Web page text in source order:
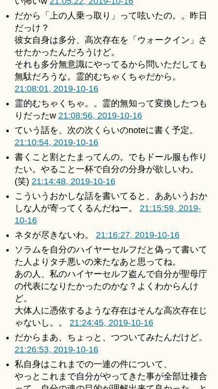
だから「上の人乗っ取り」って呟いたの。。昨日
だっけ？
彼女自身は多分、高次存在を「ウォークイン」さ
せたかったんだろうけど。
それも多分無意識にやってるから問いただしても
無駄だろうな。霊的むちゃくちゃだから。
21:08:01, 2019-10-16
霊的むちゃくちゃ。。霊的無知って変換したつも
りだったw 21:08:56, 2019-10-16
ていう話を、次の次くらいのnoteに書く予定。
21:10:54, 2019-10-16
書くこと割とたまってんの。でもドール服も作り
たい。やること一杯で自分の分身が欲しいわ。
(笑) 21:14:48, 2019-10-16
こういうおかしな話を書いてると、ああいうおか
しな人が寄ってくるんだねー。 21:15:59, 2019-
10-16
ネタが尽きないわ。 21:16:27, 2019-10-16
ソラムを自分のハイヤーセルフだと偽って書いて
た人よりタチ悪いの来たなあと思ってね。
あの人、私のハイヤーセルフ盗んで自分が聖母庁
の代表になりたかったのかな？よくわからんけ
ど。
大体人に憑依するような存在はそんな高次存在じ
ゃないし。。 21:24:45, 2019-10-16
だからまあ、ちょっと、つついてみたんだけど。
21:26:53, 2019-10-16
私自身はこれまでの一連の件について、
やっとこれまで自分がやってきた事が全部辻褄合